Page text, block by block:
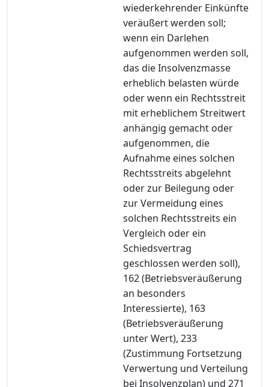
wiederkehrender Einkünfte
veräußert werden soll;
wenn ein Darlehen
aufgenommen werden soll,
das die Insolvenzmasse
erheblich belasten würde
oder wenn ein Rechtsstreit
mit erheblichem Streitwert
anhängig gemacht oder
aufgenommen, die
Aufnahme eines solchen
Rechtsstreits abgelehnt
oder zur Beilegung oder
zur Vermeidung eines
solchen Rechtsstreits ein
Vergleich oder ein
Schiedsvertrag
geschlossen werden soll),
162 (Betriebsveräußerung
an besonders
Interessierte), 163
(Betriebsveräußerung
unter Wert), 233
(Zustimmung Fortsetzung
Verwertung und Verteilung
bei Insolvenzplan) und 271